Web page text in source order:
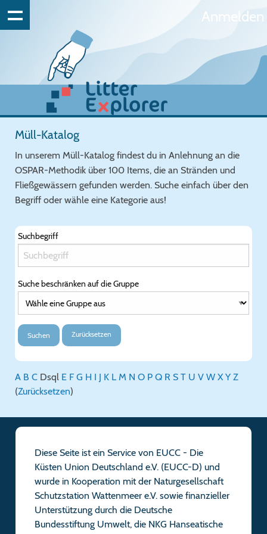
Anmelden
Müll-Katalog
In unserem Müll-Katalog findest du in Anlehnung an die
OSPAR-Methodik über 100 Items, die an Stränden und
Fließgewässern gefunden werden. Suche einfach über den
Begriff oder wähle eine Kategorie aus!
Suchbegriff
Suche beschränken auf die Gruppe
Suchen Zurücksetzen
A B C Dsql E F G H I J K L M N O P Q R S T U V W XY Z
(Zurücksetzen)
Diese Seite ist ein Service von EUCC - Die
Küsten Union Deutschland e.V. (EUCC-D) und
wurde in Kooperation mit der Naturgesellschaft
Schutzstation Wattenmeer e.V. sowie finanzieller
Unterstützung durch die Deutsche
Bundesstiftung Umwelt, die NKG Hanseatische